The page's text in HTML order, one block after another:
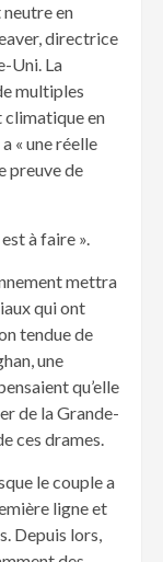
neutre en
directrice
Uni. La
multiples
climatique en
« une réelle
preuve de
à faire ».
mettra
qui ont
tendue de
une
qu’elle
de la Grande-
ces drames.
le couple a
ligne et
Depuis lors,